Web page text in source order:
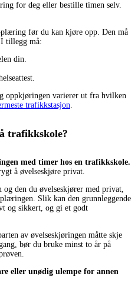
for deg eller bestille timen selv.
før du kan kjøre opp. Den må
I tillegg må:
din.
oppkjøringen varierer ut fra hvilken
trafikkstasjon
trafikkskole?
med timer hos en trafikkskole.
å øvelseskjøre privat.
den du øvelseskjører med privat,
Slik kan den grunnleggende
og sikkert, og gi et godt
av øvelseskjøringen måtte skje
bør du bruke minst to år på
eller unødig ulempe for annen